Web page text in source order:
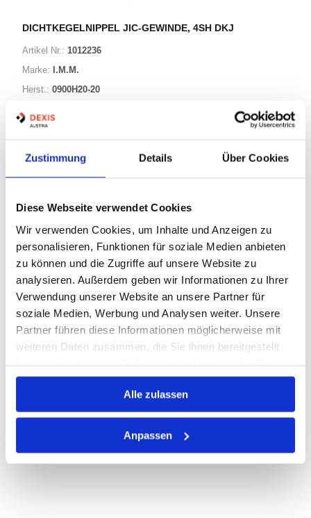
Zustimmung Details Über Cookies
Diese Webseite verwendet Cookies
Wir verwenden Cookies, um Inhalte und Anzeigen zu
personalisieren, Funktionen für soziale Medien anbieten
zu können und die Zugriffe auf unsere Website zu
analysieren. Außerdem geben wir Informationen zu Ihrer
Verwendung unserer Website an unsere Partner für
soziale Medien, Werbung und Analysen weiter. Unsere
Partner führen diese Informationen möglicherweise mit
weiteren Daten zusammen, die Sie ihnen bereitgestellt
gesammelt haben.
Alle zulassen
Anpassen
DICHTKEGELNIPPEL JIC-GEWINDE, 4SH DKJ
Artikel Nr.: 1012236
Marke: I.M.M.
Herst.: 0900H20-20
7 Varianten
Nicht auf Lager
Print
PRODUKTBESCHREIBUNG
ALLE SPEZIFIKATIONEN